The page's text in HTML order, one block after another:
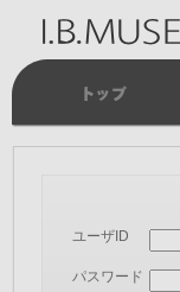
ユーザID
パスワード